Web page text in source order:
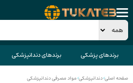
برندهای پزشکی برندهای دندانپزشکی
صفحه اصلی>دندانپزشکی>مواد مصرفی دندانپزشکی